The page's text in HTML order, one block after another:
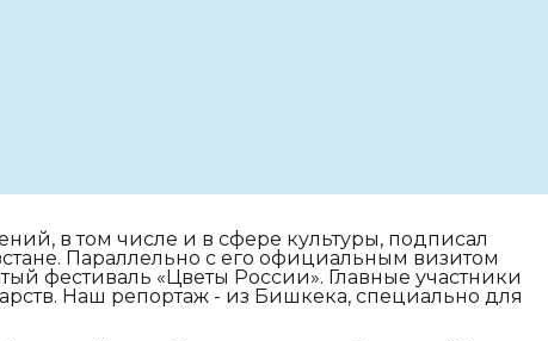
в том числе и в сфере культуры, подписал
Параллельно с его официальным визитом
фестиваль «Цветы России». Главные участники
Наш репортаж - из Бишкека, специально для